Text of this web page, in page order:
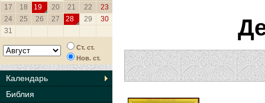
17
18 19 20 21 22
23
24
25 26 27 28 29
30
31
Ст. ст.
Нов. ст.
Календарь
Библия